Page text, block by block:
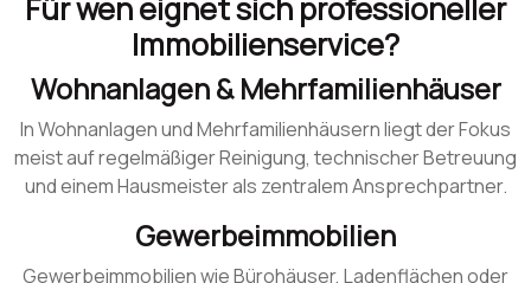
Für wen eignet sich professioneller
Immobilienservice?
Wohnanlagen & Mehrfamilienhäuser
In Wohnanlagen und Mehrfamilienhäusern liegt der Fokus
meist auf regelmäßiger Reinigung, technischer Betreuung
und einem Hausmeister als zentralem Ansprechpartner.
Gewerbeimmobilien
Gewerbeimmobilien wie Bürohäuser, Ladenflächen oder